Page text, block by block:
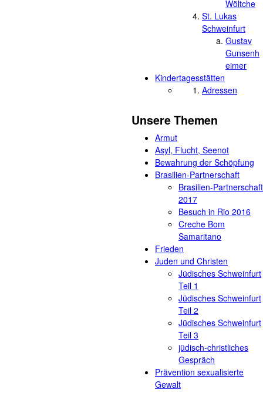
Wöltche
St. Lukas
Schweinfurt
Gustav
Gunsenh
eimer
Kindertagesstätten
Adressen
Unsere Themen
Armut
Asyl, Flucht, Seenot
Bewahrung der Schöpfung
Brasilien-Partnerschaft
Brasilien-Partnerschaft
2017
Besuch in Rio 2016
Creche Bom
Samaritano
Frieden
Juden und Christen
Jüdisches Schweinfurt
Teil 1
Jüdisches Schweinfurt
Teil 2
Jüdisches Schweinfurt
Teil 3
jüdisch-christliches
Gespräch
Prävention sexualisierte
Gewalt